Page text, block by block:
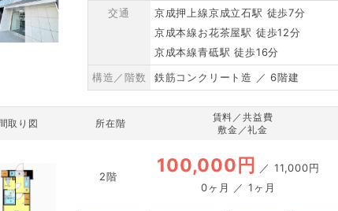
交通
京成押上線京成立石駅 徒歩7分
京成本線お花茶屋駅 徒歩12分
京成本線青砥駅 徒歩16分
構造／階数
鉄筋コンクリート造 ／ 6階建
取り図 所在階
賃料／共益費
敷金／礼金
2階 100,000円 ／ 11,000円
0ヶ月 ／ 1ヶ月